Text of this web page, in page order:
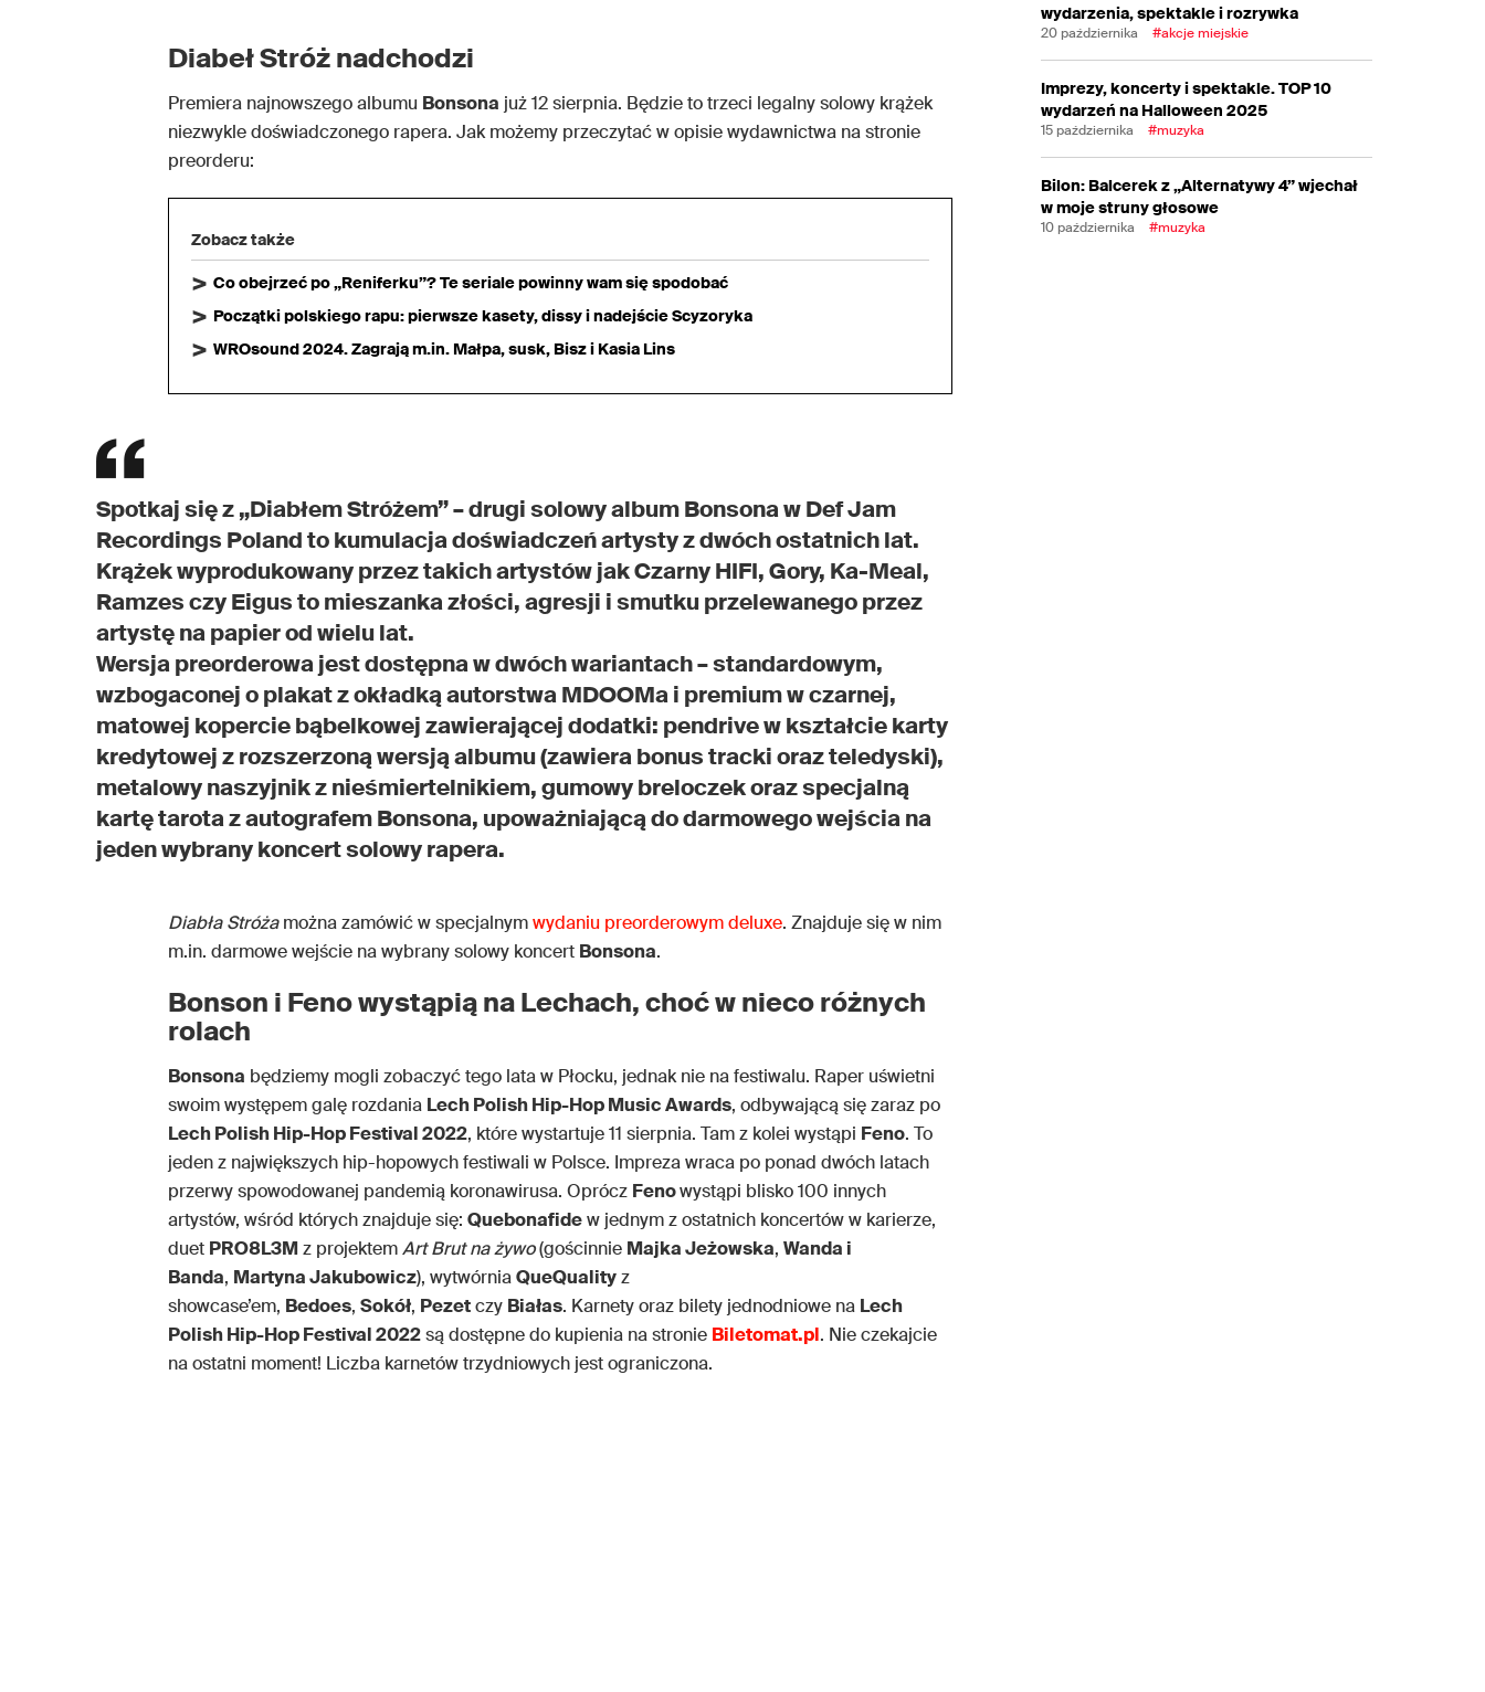
Diabeł Stróż nadchodzi
Premiera najnowszego albumu Bonsona już 12 sierpnia. Będzie to trzeci legalny solowy krążek
niezwykle doświadczonego rapera. Jak możemy przeczytać w opisie wydawnictwa na stronie
preorderu:
Zobacz także
Co obejrzeć po „Reniferku”? Te seriale powinny wam się spodobać
Początki polskiego rapu: pierwsze kasety, dissy i nadejście Scyzoryka
WROsound 2024. Zagrają m.in. Małpa, susk, Bisz i Kasia Lins
Spotkaj się z „Diabłem Stróżem” – drugi solowy album Bonsona w Def Jam
Recordings Poland to kumulacja doświadczeń artysty z dwóch ostatnich lat.
Krążek wyprodukowany przez takich artystów jak Czarny HIFI, Gory, Ka-Meal,
Ramzes czy Eigus to mieszanka złości, agresji i smutku przelewanego przez
artystę na papier od wielu lat.
Wersja preorderowa jest dostępna w dwóch wariantach – standardowym,
wzbogaconej o plakat z okładką autorstwa MDOOMa i premium w czarnej,
matowej kopercie bąbelkowej zawierającej dodatki: pendrive w kształcie karty
kredytowej z rozszerzoną wersją albumu (zawiera bonus tracki oraz teledyski),
metalowy naszyjnik z nieśmiertelnikiem, gumowy breloczek oraz specjalną
kartę tarota z autografem Bonsona, upoważniającą do darmowego wejścia na
jeden wybrany koncert solowy rapera.
Diabła Stróżamożna zamówić w specjalnymwydaniu preorderowym deluxe. Znajduje się w nim
m.in. darmowe wejście na wybrany solowy koncert Bonsona.
Bonson i Feno wystąpią na Lechach, choć w nieco różnych
rolach
Bonsona będziemy mogli zobaczyć tego lata w Płocku, jednak nie na festiwalu. Raper uświetni
swoim występem galę rozdania Lech Polish Hip-Hop Music Awards, odbywającą się zaraz po
Lech Polish Hip-Hop Festival 2022, które wystartuje 11 sierpnia. Tam z kolei wystąpi Feno. To
jeden z największych hip-hopowych festiwali w Polsce. Impreza wraca po ponad dwóch latach
przerwy spowodowanej pandemią koronawirusa. Oprócz Fenowystąpi blisko 100 innych
artystów, wśród których znajduje się: Quebonafidew jednym z ostatnich koncertów w karierze,
duet PRO8L3Mz projektemArt Brut na żywo(gościnnie Majka Jeżowska, Wanda i
Banda, Martyna Jakubowicz), wytwórniaQueQualityz
showcase’em, Bedoes, Sokół, Pezetczy Białas. Karnety oraz bilety jednodniowe na Lech
Polish Hip-Hop Festival 2022są dostępne do kupienia na stronie Biletomat.pl. Nie czekajcie
na ostatni moment! Liczba karnetów trzydniowych jest ograniczona.
wydarzenia, spektakle i rozrywka
20 października #akcje miejskie
Imprezy, koncerty i spektakle. TOP 10
wydarzeń na Halloween 2025
15 października #muzyka
Bilon: Balcerek z „Alternatywy 4” wjechał
w moje struny głosowe
10 października #muzyka